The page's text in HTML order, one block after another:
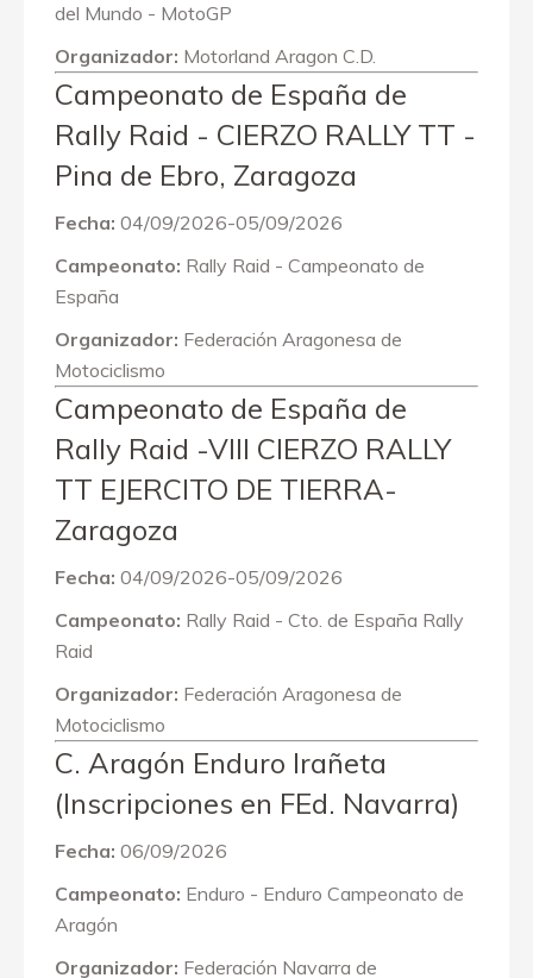
del Mundo - MotoGP
Organizador: Motorland Aragon C.D.
Campeonato de España de
Rally Raid - CIERZO RALLY TT -
Pina de Ebro, Zaragoza
Fecha: 04/09/2026-05/09/2026
Campeonato: Rally Raid - Campeonato de
España
Organizador: Federación Aragonesa de
Motociclismo
Campeonato de España de
Rally Raid -VIII CIERZO RALLY
TT EJERCITO DE TIERRA-
Zaragoza
Fecha: 04/09/2026-05/09/2026
Campeonato: Rally Raid - Cto. de España Rally
Raid
Organizador: Federación Aragonesa de
Motociclismo
C. Aragón Enduro Irañeta
(Inscripciones en FEd. Navarra)
Fecha: 06/09/2026
Campeonato: Enduro - Enduro Campeonato de
Aragón
Organizador: Federación Navarra de